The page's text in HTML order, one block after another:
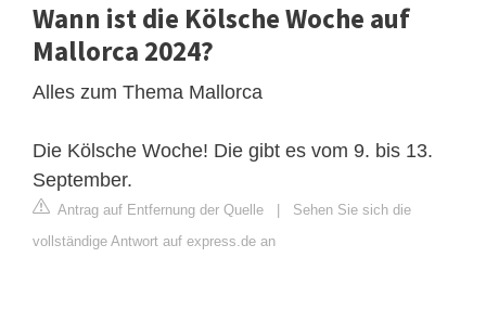
Wann ist die Kölsche Woche auf
Mallorca 2024?
Alles zum Thema Mallorca
Die Kölsche Woche! Die gibt es vom 9. bis 13.
September.
Antrag auf Entfernung der Quelle
Sehen Sie sich die
vollständige Antwort auf express.de an